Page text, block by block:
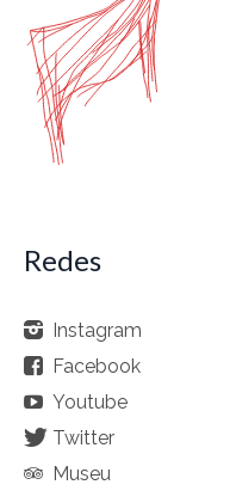
Redes
Instagram
Facebook
Youtube
Twitter
Museu